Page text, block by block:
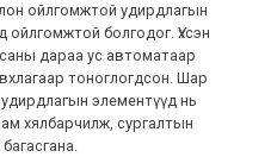
ойлгомжтой удирдлагын
болгодог. Үхсэн
дараа ус автоматаар
тоноглогдсон. Шар
элементүүд нь
хялбарчилж, сургалтын
багасгана.